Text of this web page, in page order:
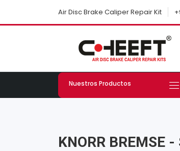
Air Disc Brake Caliper Repair Kit
Nuestros Productos
KNORR BREMSE